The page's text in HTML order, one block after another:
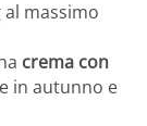
al massimo
crema con
in autunno e